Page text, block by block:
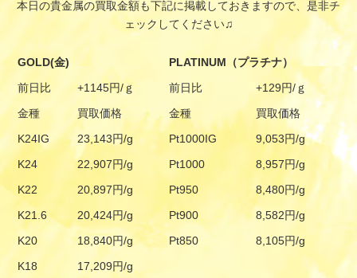
本日の貴金属の買取金額も下記に掲載しておきますので、是非チ
ェックしてください♫
GOLD(金)
PLATINUM（プラチナ）
前日比
+1145円/ｇ 前日比
+129円/ｇ
金種
買取価格 金種
買取価格
K24IG
23,143円/g Pt1000IG
9,053円/g
K24
22,907円/g Pt1000
8,957円/g
K22
20,897円/g Pt950
8,480円/g
K21.6
20,424円/g Pt900
8,582円/g
K20
18,840円/g Pt850
8,105円/g
K18
17,209円/g